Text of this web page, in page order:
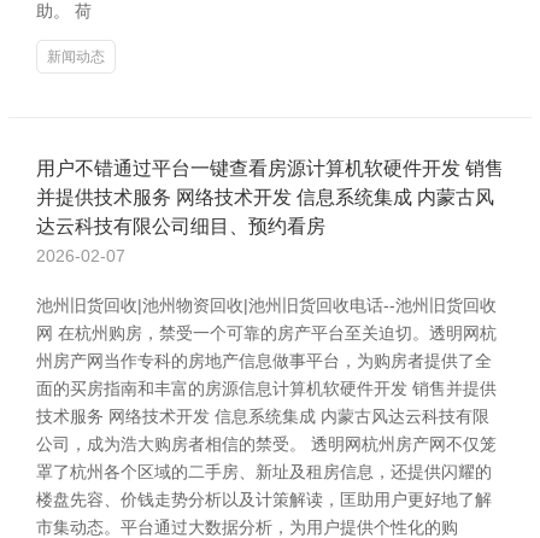
助。 荷
新闻动态
用户不错通过平台一键查看房源计算机软硬件开发 销售
并提供技术服务 网络技术开发 信息系统集成 内蒙古风
达云科技有限公司细目、预约看房
2026-02-07
池州旧货回收|池州物资回收|池州旧货回收电话--池州旧货回收
网 在杭州购房，禁受一个可靠的房产平台至关迫切。透明网杭
州房产网当作专科的房地产信息做事平台，为购房者提供了全
面的买房指南和丰富的房源信息计算机软硬件开发 销售并提供
技术服务 网络技术开发 信息系统集成 内蒙古风达云科技有限
公司，成为浩大购房者相信的禁受。 透明网杭州房产网不仅笼
罩了杭州各个区域的二手房、新址及租房信息，还提供闪耀的
楼盘先容、价钱走势分析以及计策解读，匡助用户更好地了解
市集动态。平台通过大数据分析，为用户提供个性化的购